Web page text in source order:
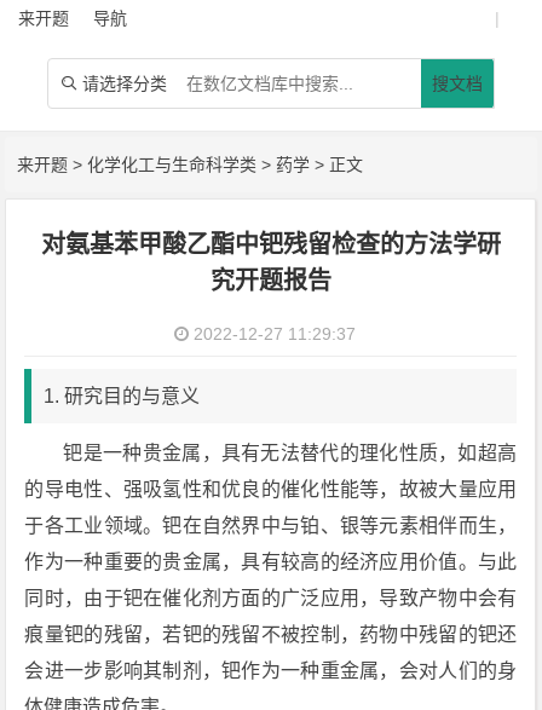
来开题 导航 |
 请选择分类 搜文档
来开题 >化学化工与生命科学类 > 药学 > 正文
对氨基苯甲酸乙酯中钯残留检查的方法学研
究开题报告
2022-12-27 11:29:37
1. 研究目的与意义
钯是一种贵金属，具有无法替代的理化性质，如超高
的导电性、强吸氢性和优良的催化性能等，故被大量应用
于各工业领域。钯在自然界中与铂、银等元素相伴而生，
作为一种重要的贵金属，具有较高的经济应用价值。与此
同时，由于钯在催化剂方面的广泛应用，导致产物中会有
痕量钯的残留，若钯的残留不被控制，药物中残留的钯还
会进一步影响其制剂，钯作为一种重金属，会对人们的身